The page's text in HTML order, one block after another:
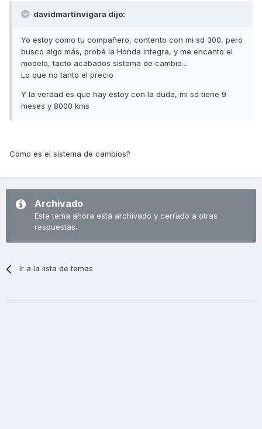
davidmartinvigara dijo:
Yo estoy como tu compañero, contento con mi sd 300, pero
busco algo más, probé la Honda Integra, y me encanto el
modelo, tacto acabados sistema de cambio...
Lo que no tanto el precio
Y la verdad es que hay estoy con la duda, mi sd tiene 9
meses y 8000 kms
Como es el sistema de cambios?
Archivado
Este tema ahora está archivado y cerrado a otras
respuestas.
Ir a la lista de temas